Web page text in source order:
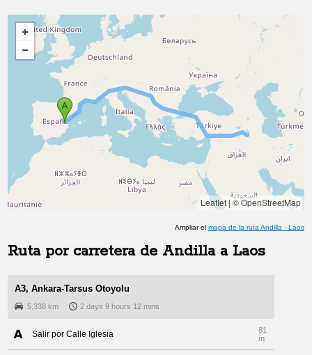
Leaflet| © OpenStreetMap
Ampliar el mapa de la ruta Andilla - Laos
Ruta por carretera de Andillaa Laos
A3, Ankara-Tarsus Otoyolu
5,338 km 2 days 9 hours 12 mins
Salir por Calle Iglesia
81
m